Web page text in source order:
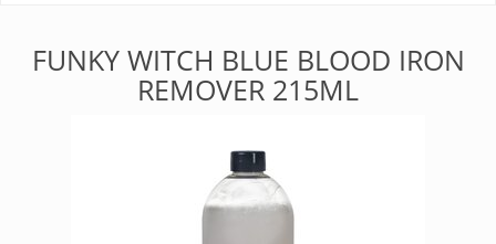
FUNKY WITCH BLUE BLOOD IRON
REMOVER 215ML